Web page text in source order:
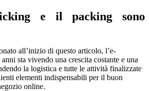
e il packing sono
all’inizio di questo articolo, l’e-
sta vivendo una crescita costante e una
la logistica e tutte le attività finalizzate
elementi indispensabili per il buon
online.